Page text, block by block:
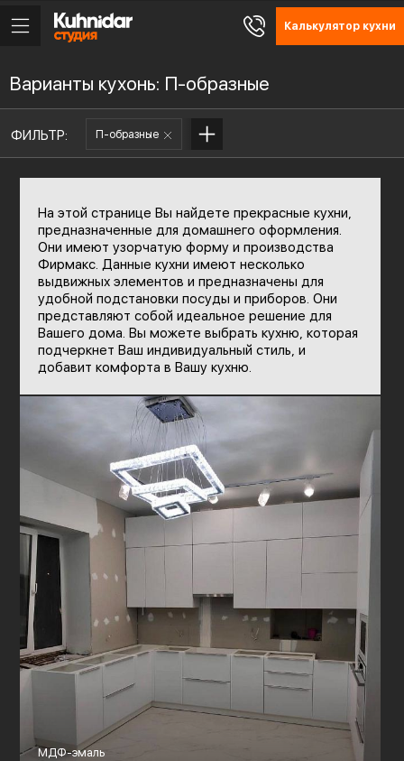
Калькулятор кухни
Варианты кухонь: П-образные
ФИЛЬТР: П-образные
На этой странице Вы найдете прекрасные кухни,
предназначенные для домашнего оформления.
Они имеют узорчатую форму и производства
Фирмакс. Данные кухни имеют несколько
выдвижных элементов и предназначены для
удобной подстановки посуды и приборов. Они
представляют собой идеальное решение для
Вашего дома. Вы можете выбрать кухню, которая
подчеркнет Ваш индивидуальный стиль, и
добавит комфорта в Вашу кухню.
МДФ-эмаль